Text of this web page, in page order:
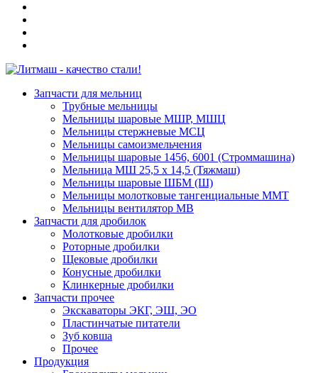
Запчасти для мельниц
Трубные мельницы
Мельницы шаровые МШР, МШЦ
Мельницы стержневые МСЦ
Мельницы самоизмельчения
Мельницы шаровые 1456, 6001 (Строммашина)
Мельница МШ 25,5 х 14,5 (Тяжмаш)
Мельницы шаровые ШБМ (Ш)
Мельницы молотковые тангенциальные ММТ
Мельницы вентилятор МВ
Запчасти для дробилок
Молотковые дробилки
Роторные дробилки
Щековые дробилки
Конусные дробилки
Клинкерные дробилки
Запчасти прочее
Экскаваторы ЭКГ, ЭШ, ЭО
Пластинчатые питатели
Зуб ковша
Прочее
Продукция